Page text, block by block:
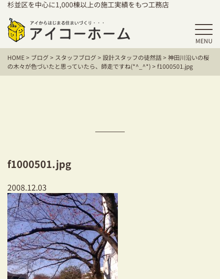
杉並区を中心に1,000棟以上の施工実績をもつ工務店
MENU
HOME
アイコーホームの家づくり
保証／アフターサポート
建て替えをお考えの方
耐震対策も安心の家づくり
リフォーム・リノベーションをお考えの方
必見！土地からお探しの方へ
HOME> ブログ> スタッフブログ>設計スタッフの徒然話>神田川沿いの桜
の木々が色づいたと思っていたら、師走ですね(*^_^*) >f1000501.jpg
f1000501.jpg
2008.12.03